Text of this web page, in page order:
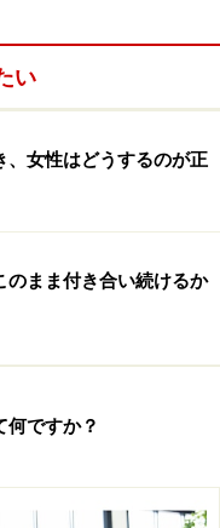
い
、女性はどうするのが正
のまま付き合い続けるか
何ですか？